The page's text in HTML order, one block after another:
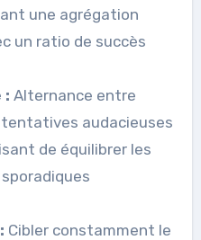
une agrégation
un ratio de succès
: Alternance entre
audacieuses
de équilibrer les
Cibler constamment le